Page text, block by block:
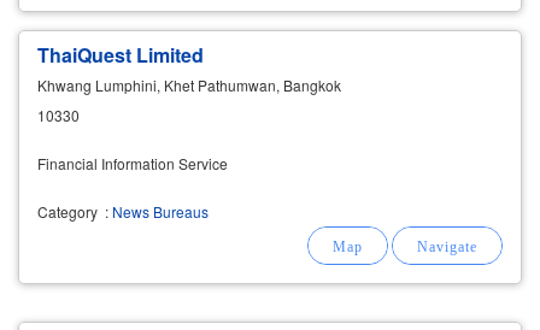
ThaiQuest Limited
Khwang Lumphini, Khet Pathumwan, Bangkok
10330
Financial Information Service
Category : News Bureaus